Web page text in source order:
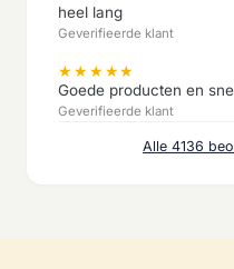
heel lang
Geverifieerde klant
★★★★★
Goede producten en
Geverifieerde klant
Alle 4136